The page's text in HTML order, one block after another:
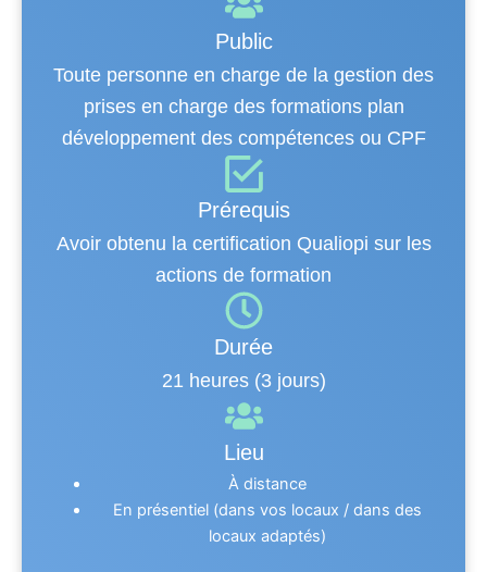
Public
Toute personne en charge de la gestion des
prises en charge des formations plan
développement des compétences ou CPF
Prérequis
Avoir obtenu la certification Qualiopi sur les
actions de formation
Durée
21 heures (3 jours)
Lieu
À distance
En présentiel (dans vos locaux / dans des
locaux adaptés)